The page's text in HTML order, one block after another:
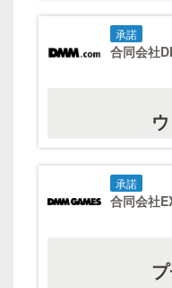
承諾
合同会社
承諾
合同会社